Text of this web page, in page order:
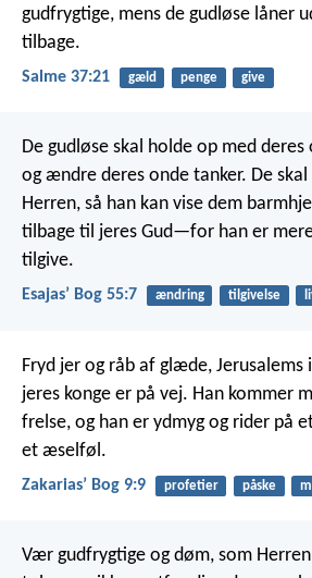
gudfrygtige, mens de gudløse låner
tilbage.
Salme 37:21 gæld penge give
De gudløse skal holde op med
og ændre deres onde tanker. De skal
Herren, så han kan vise dem
tilbage til jeres Gud—for han er
tilgive.
Esajasʼ Bog 55:7 ændring tilgivelse
Fryd jer og råb af glæde, Jerusalems
jeres konge er på vej. Han kommer
frelse, og han er ydmyg og rider på
et æselføl.
Zakariasʼ Bog 9:9 profetier påske
Vær gudfrygtige og døm, som